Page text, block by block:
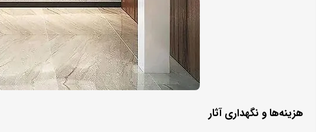
هزینه‌ها و نگهداری آثار